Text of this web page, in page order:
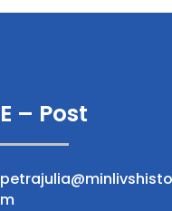
E – Post
m